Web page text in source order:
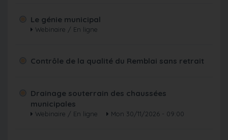
Le génie municipal
Webinaire / En ligne
Contrôle de la qualité du Remblai sans retrait
Drainage souterrain des chaussées
municipales
Webinaire / En ligne Mon 30/11/2026 - 09:00